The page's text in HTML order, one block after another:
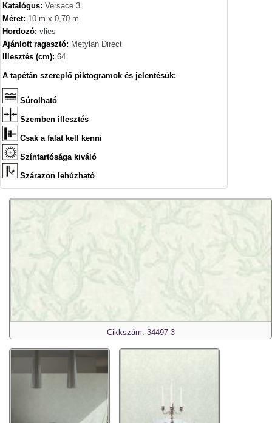
Katalógus: Versace 3
Méret: 10 m x 0,70 m
Hordozó: vlies
Ajánlott ragasztó: Metylan Direct
Illesztés (cm): 64
A tapétán szereplő piktogramok és jelentésük:
Súrolható
Szemben illesztés
Csak a falat kell kenni
Színtartósága kiváló
Szárazon lehúzható
Cikkszám: 34497-3